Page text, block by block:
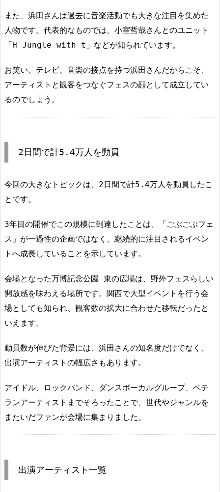
また、浜田さんは過去に音楽活動でも大きな注目を集めた
人物です。代表的なものでは、小室哲哉さんとのユニット
「H Jungle with t」などが知られています。
お笑い、テレビ、音楽の接点を持つ浜田さんだからこそ、
アーティストと観客をつなぐフェスの顔として成立してい
るのでしょう。
2日間で計5.4万人を動員
今回の大きなトピックは、2日間で計5.4万人を動員したこ
とです。
3年目の開催でこの規模に到達したことは、「ごぶごぶフェ
ス」が一過性の企画ではなく、継続的に注目されるイベン
トへ成長していることを示しています。
会場となった万博記念公園 東の広場は、野外フェスらしい
開放感を味わえる場所です。関西で大型イベントを行う会
場としても知られ、観客数の拡大に合わせた移転だったと
いえます。
動員数が伸びた背景には、浜田さんの知名度だけでなく、
出演アーティストの幅広さもあります。
アイドル、ロックバンド、ダンスボーカルグループ、ベテ
ランアーティストまでそろったことで、世代やジャンルを
またいだファンが会場に集まりました。
出演アーティスト一覧